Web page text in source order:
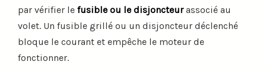
par vérifier le fusible ou le disjoncteurassocié au
volet. Un fusible grillé ou un disjoncteur déclenché
bloque le courant et empêche le moteur de
fonctionner.